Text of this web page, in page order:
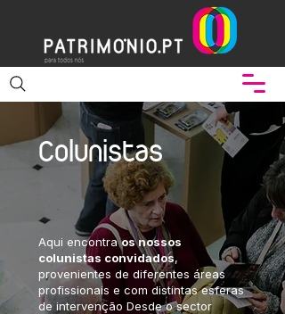
Colunistas
Aqui encontraos nossos
colunistas convidados,
provenientes de diferentes áreas
profissionais e com distintas esferas
de intervenção Desde o sector